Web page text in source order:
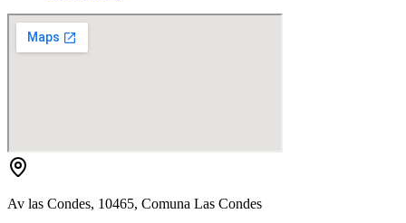
Av las Condes, 10465, Comuna Las Condes